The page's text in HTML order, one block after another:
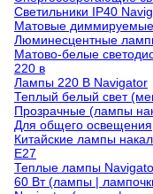
Светильники IP40
Матовые
Люминесцентные
Матово-белые
220 в
Лампы 220 В Navigator
Теплый белый свет
Прозрачные (лампы
Для общего освещения
Китайские лампы
E27
Теплые лампы
60 Вт (лампы |